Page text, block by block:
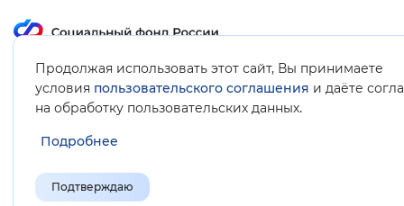
Продолжая использовать этот сайт, Вы принимаете
условия пользовательского соглашения и даёте
на обработку пользовательских данных.
Подробнее
Подтверждаю
Карта сайта
© Социальный фонд России, 2008-2026